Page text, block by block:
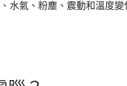
水氣、粉塵、震動和溫度